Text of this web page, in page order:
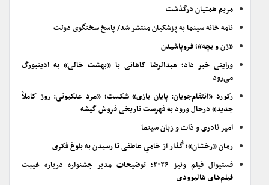
مریم همتیان درگذشت
نامه خانه سینما به پزشکیان منتشر شد/ پاسخ سخنگوی دولت
«زن و بچه»؛ فروپاشیدن
ورایتی خبر داد؛ عبدالرضا کاهانی با «بهشت خالی» به ادینبورگ
می‌رود
رکورد «انتقام‌جویان: پایان بازی» شکست؛ «مرد عنکبوتی: روز کاملاً
جدید» درحال ورود به فهرست تاریخی فروش گیشه
امیر نادری و ذات و زبان سینما
رمان «رخشان»؛ گُذار از خامیِ عاطفی تا رسیدن به بلوغ فکری
فستیوال فیلم ونیز ۲۰۲۶؛ توضیحات مدیر جشنواره درباره غیبت
فیلم‌های هالیوودی